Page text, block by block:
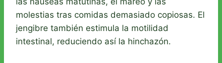
molestias tras comidas demasiado copiosas. El
jengibre también estimula la motilidad
intestinal, reduciendo así la hinchazón.